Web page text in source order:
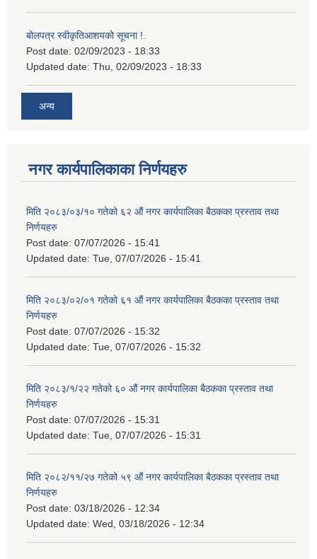
बोलपत्र स्वीकृतिआशयको सूचना !.
Post date: 02/09/2023 - 18:33
Updated date: Thu, 02/09/2023 - 18:33
अन्य
नगर कार्यपालिकाका निर्णयहरु
मिति २०८३/०३/१० गतेको ६२ औं नगर कार्यपालिका बैठकका प्रस्ताव तथा
निर्णयहरु
Post date: 07/07/2026 - 15:41
Updated date: Tue, 07/07/2026 - 15:41
मिति २०८३/०२/०१ गतेको ६१ औं नगर कार्यपालिका बैठकका प्रस्ताव तथा
निर्णयहरु
Post date: 07/07/2026 - 15:32
Updated date: Tue, 07/07/2026 - 15:32
मिति २०८३/१/२२ गतेको ६० औं नगर कार्यपालिका बैठकका प्रस्ताव तथा
निर्णयहरु
Post date: 07/07/2026 - 15:31
Updated date: Tue, 07/07/2026 - 15:31
मिति २०८२/११/२७ गतेको ५९ औं नगर कार्यपालिका बैठकका प्रस्ताव तथा
निर्णयहरु
Post date: 03/18/2026 - 12:34
Updated date: Wed, 03/18/2026 - 12:34